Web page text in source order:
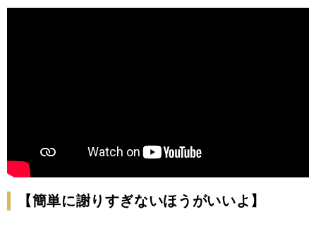
【簡単に謝りすぎないほうがいいよ】